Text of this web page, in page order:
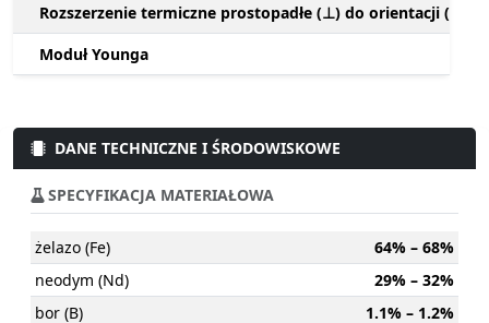
Rozszerzenie termiczne prostopadłe (⊥) do orientacji (M)
Moduł Younga
DANE TECHNICZNE I ŚRODOWISKOWE
SPECYFIKACJA MATERIAŁOWA
żelazo (Fe)
64% – 68%
neodym (Nd)
29% – 32%
bor (B)
1.1% – 1.2%